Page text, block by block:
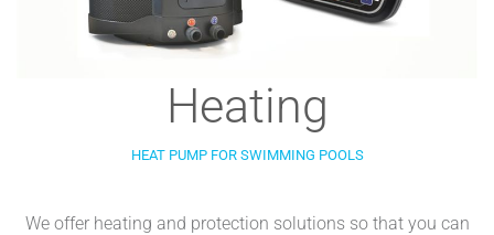
Heating
HEAT PUMP FOR SWIMMING POOLS
We offer heating and protection solutions so that you can